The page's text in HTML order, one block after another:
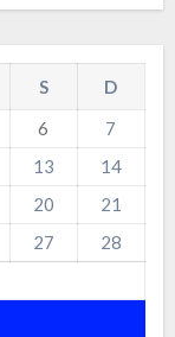
S
D
6
7
13
14
20
21
27
28